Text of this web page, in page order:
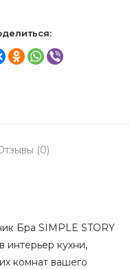
(0)
Бра SIMPLE STORY
интерьер кухни,
комнат вашего